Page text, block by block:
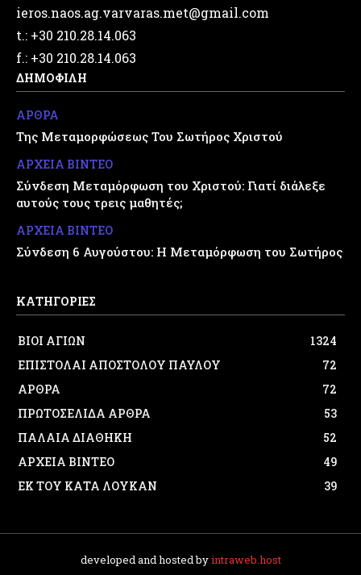
ieros.naos.ag.varvaras.met@gmail.com
t.: +30 210.28.14.063
f.: +30 210.28.14.063
ΔΗΜΟΦΙΛΗ
ΑΡΘΡΑ
Της Μεταμορφώσεως Του Σωτήρος Χριστού
ΑΡΧΕΙΑ ΒΙΝΤΕΟ
Σύνδεση Μεταμόρφωση του Χριστού: Γιατί διάλεξε
αυτούς τους τρεις μαθητές;
ΑΡΧΕΙΑ ΒΙΝΤΕΟ
Σύνδεση 6 Αυγούστου: Η Μεταμόρφωση του Σωτήρος
ΚΑΤΗΓΟΡΙΕΣ
ΒΙΟΙ ΑΓΙΩΝ
1324
ΕΠΙΣΤΟΛΑΙ ΑΠΟΣΤΟΛΟΥ ΠΑΥΛΟΥ
72
ΑΡΘΡΑ
72
ΠΡΩΤΟΣΕΛΙΔΑ ΑΡΘΡΑ
53
ΠΑΛΑΙΑ ΔΙΑΘΗΚΗ
52
ΑΡΧΕΙΑ ΒΙΝΤΕΟ
49
ΕΚ ΤΟΥ ΚΑΤΑ ΛΟΥΚΑΝ
39
developed and hosted byintraweb.host